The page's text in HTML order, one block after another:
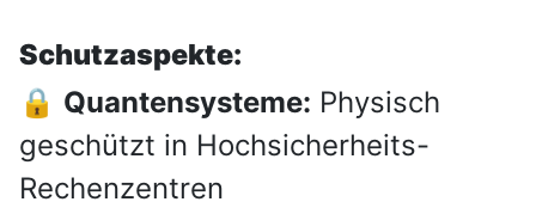
Schutzaspekte:
🔒 Quantensysteme: Physisch
geschützt in Hochsicherheits-
Rechenzentren